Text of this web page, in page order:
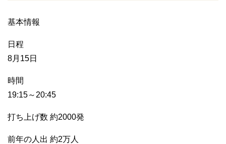
基本情報
日程
8月15日
時間
19:15～20:45
打ち上げ数 約2000発
前年の人出 約2万人